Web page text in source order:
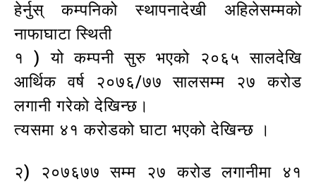
हेर्नुस् कम्पनिको स्थापनादेखी अहिलेसम्मको
नाफाघाटा स्थिती
१ ) यो कम्पनी सुरु भएको २०६५ सालदेखि
आर्थिक वर्ष २०७६/७७ सालसम्म २७ करोड
लगानी गरेको देखिन्छ।
त्यसमा ४१ करोडको घाटा भएको देखिन्छ ।
२) २०७६७७ सम्म २७ करोड लगानीमा ४१